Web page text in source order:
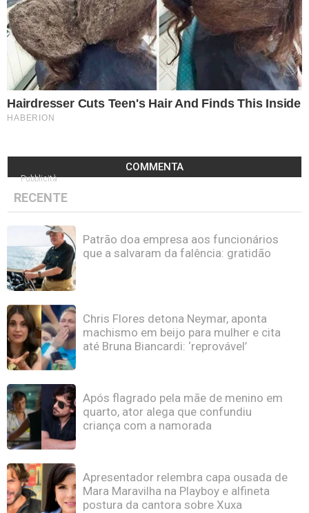
COMMENTA
Pubblicità
RECENTE
Patrão doa empresa aos funcionários
que a salvaram da falência: gratidão
Chris Flores detona Neymar, aponta
machismo em beijo para mulher e cita
até Bruna Biancardi: ‘reprovável’
Após flagrado pela mãe de menino em
quarto, ator alega que confundiu
criança com a namorada
Apresentador relembra capa ousada de
Mara Maravilha na Playboy e alfineta
postura da cantora sobre Xuxa